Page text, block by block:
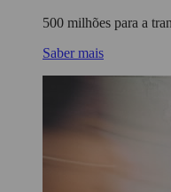
500 milhões para a
Saber mais